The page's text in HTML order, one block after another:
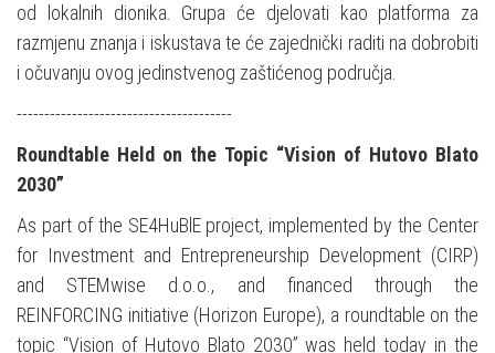
od lokalnih dionika. Grupa će djelovati kao platforma za
razmjenu znanja i iskustava te će zajednički raditi na dobrobiti
i očuvanju ovog jedinstvenog zaštićenog područja.
---------------------------------------
Roundtable Held on the Topic “Vision of Hutovo Blato
2030”
As part of the SE4HuBlE project, implemented by the Center
for Investment and Entrepreneurship Development (CIRP)
and STEMwise d.o.o., and financed through the
REINFORCING initiative (Horizon Europe), a roundtable on the
topic “Vision of Hutovo Blato 2030” was held today in the